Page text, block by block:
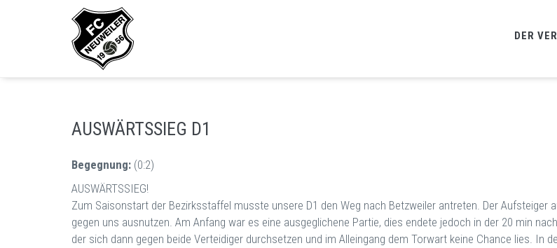
DER
AUSWÄRTSSIEG D1
Begegnung: (0:2)
AUSWÄRTSSIEG!
Zum Saisonstart der Bezirksstaffel musste unsere D1 den Weg nach Betzweiler antreten. Der
gegen uns ausnutzen. Am Anfang war es eine ausgeglichene Partie, dies endete jedoch in der 20 min
der sich dann gegen beide Verteidiger durchsetzen und im Alleingang dem Torwart keine Chance lies. In